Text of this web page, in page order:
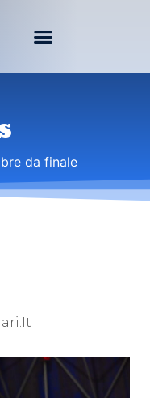
da finale